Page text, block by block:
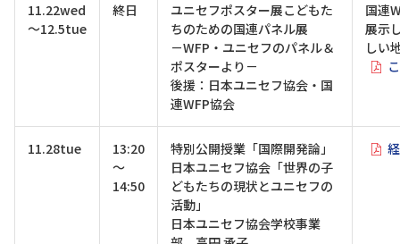
11.22wed
～12.5tue
終日
ユニセフポスター展こどもた
ちのための国連パネル展
－WFP・ユニセフのパネル＆
ポスターより－
後援：日本ユニセフ協会・国
連WFP協会
国連
展示
しい
11.28tue
13:20
～
14:50
特別公開授業「国際開発論」
日本ユニセフ協会「世界の子
どもたちの現状とユニセフの
活動」
日本ユニセフ協会学校事業